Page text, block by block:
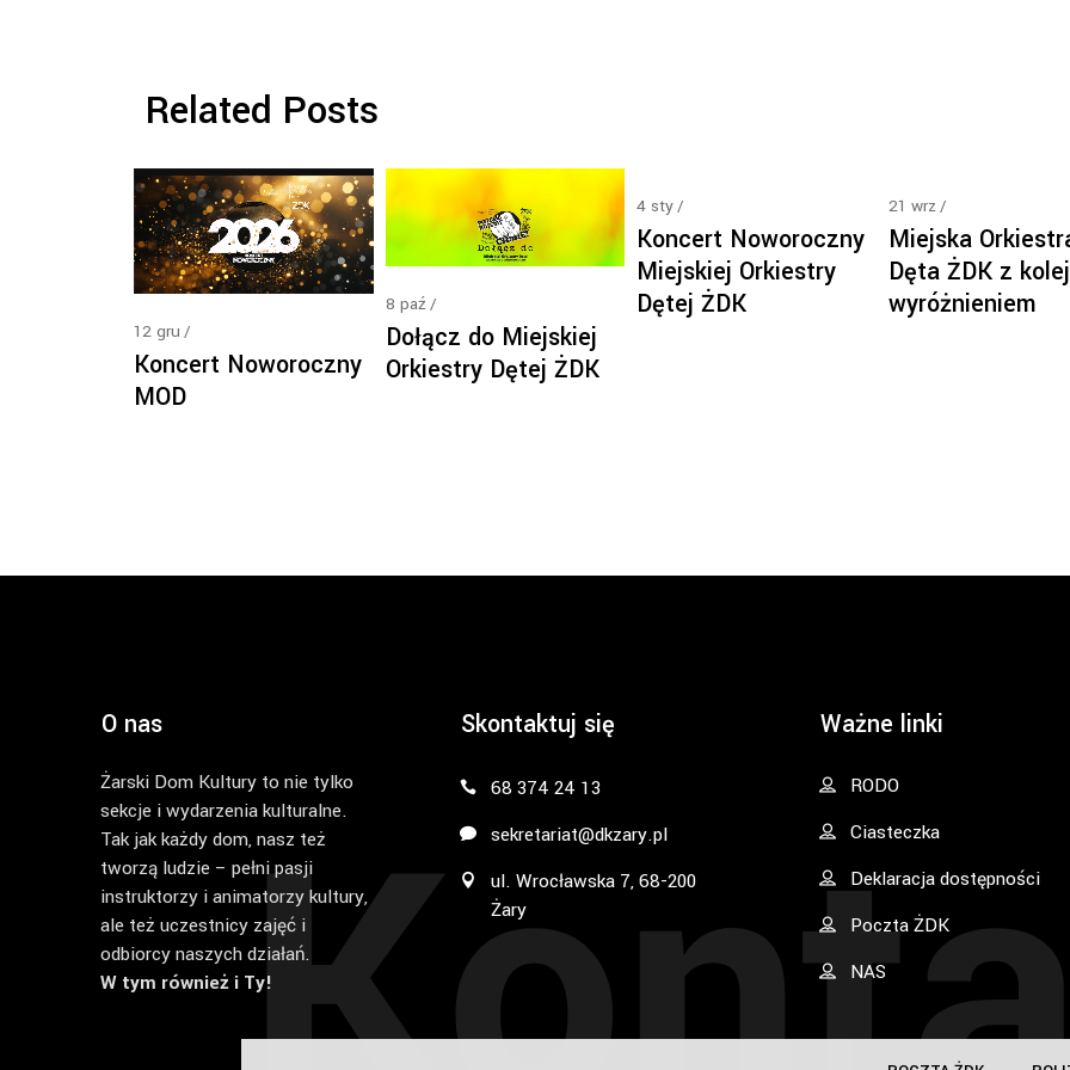
Related Posts
12 gru
Koncert Noworoczny
MOD
8 paź
Dołącz do Miejskiej
Orkiestry Dętej ŻDK
4 sty
Koncert Noworoczny
Miejskiej Orkiestry
Dętej ŻDK
21 wrz
Miejska
Dęta ŻDK z
wyróżnieniem
O nas
Żarski Dom Kultury to nie tylko
sekcje i wydarzenia kulturalne.
Tak jak każdy dom, nasz też
tworzą ludzie – pełni pasji
instruktorzy i animatorzy kultury,
ale też uczestnicy zajęć i
odbiorcy naszych działań.
W tym również i Ty!
Skontaktuj się
68 374 24 13
sekretariat@dkzary.pl
ul. Wrocławska 7, 68-200
Żary
Ważne linki
RODO
Ciasteczka
Deklaracja dostępności
Poczta ŻDK
NAS